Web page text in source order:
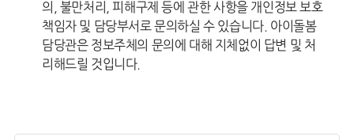
의, 불만처리, 피해구제 등에 관한 사항을 개인정보 보호
책임자 및 담당부서로 문의하실 수 있습니다. 아이돌봄
담당관은 정보주체의 문의에 대해 지체없이 답변 및 처
리해드릴 것입니다.